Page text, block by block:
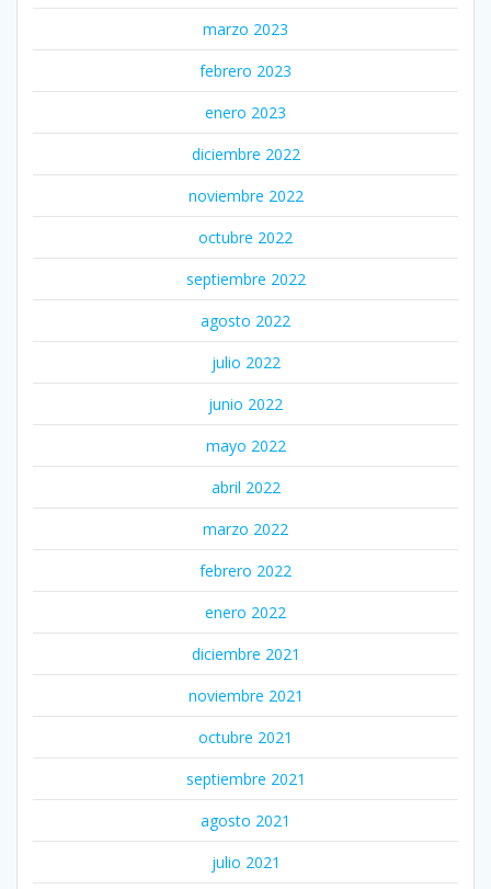
marzo 2023
febrero 2023
enero 2023
diciembre 2022
noviembre 2022
octubre 2022
septiembre 2022
agosto 2022
julio 2022
junio 2022
mayo 2022
abril 2022
marzo 2022
febrero 2022
enero 2022
diciembre 2021
noviembre 2021
octubre 2021
septiembre 2021
agosto 2021
julio 2021